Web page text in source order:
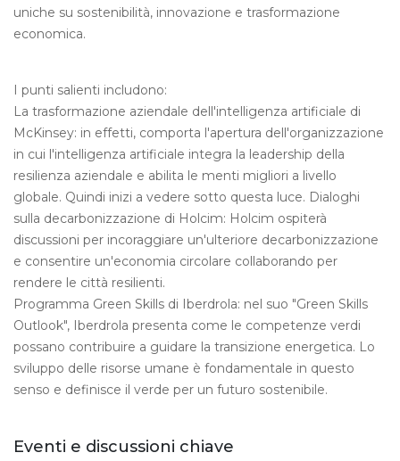
uniche su sostenibilità, innovazione e trasformazione
economica.
I punti salienti includono:
La trasformazione aziendale dell'intelligenza artificiale di
McKinsey: in effetti, comporta l'apertura dell'organizzazione
in cui l'intelligenza artificiale integra la leadership della
resilienza aziendale e abilita le menti migliori a livello
globale. Quindi inizi a vedere sotto questa luce. Dialoghi
sulla decarbonizzazione di Holcim: Holcim ospiterà
discussioni per incoraggiare un'ulteriore decarbonizzazione
e consentire un'economia circolare collaborando per
rendere le città resilienti.
Programma Green Skills di Iberdrola: nel suo "Green Skills
Outlook", Iberdrola presenta come le competenze verdi
possano contribuire a guidare la transizione energetica. Lo
sviluppo delle risorse umane è fondamentale in questo
senso e definisce il verde per un futuro sostenibile.
Eventi e discussioni chiave